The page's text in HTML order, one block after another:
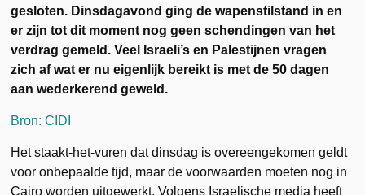
gesloten. Dinsdagavond ging de wapenstilstand in en
er zijn tot dit moment nog geen schendingen van het
verdrag gemeld. Veel Israeli’s en Palestijnen vragen
zich af wat er nu eigenlijk bereikt is met de 50 dagen
aan wederkerend geweld.
Bron: CIDI
Het staakt-het-vuren dat dinsdag is overeengekomen geldt
voor onbepaalde tijd, maar de voorwaarden moeten nog in
Cairo worden uitgewerkt. Volgens Israelische media heeft